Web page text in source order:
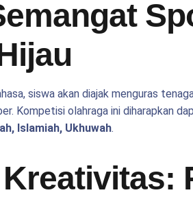
siswa akan diajak menguras
Kompetisi olahraga ini diharapkan
Islamiah, Ukhuwah.